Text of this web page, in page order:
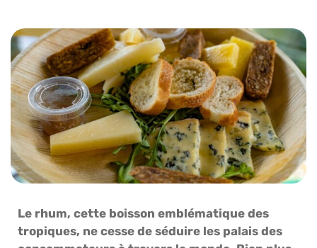
Le rhum, cette boisson emblématique des
tropiques, ne cesse de séduire les palais des